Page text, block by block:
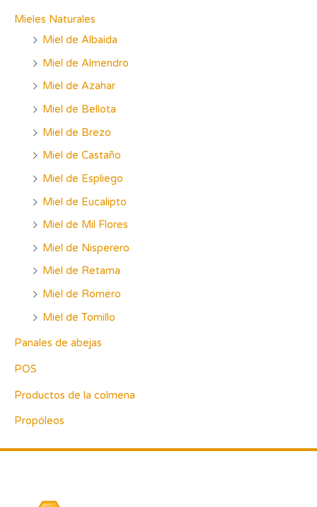
Mieles Naturales
Miel de Albaida
Miel de Almendro
Miel de Azahar
Miel de Bellota
Miel de Brezo
Miel de Castaño
Miel de Espliego
Miel de Eucalipto
Miel de Mil Flores
Miel de Nisperero
Miel de Retama
Miel de Romero
Miel de Tomillo
Panales de abejas
POS
Productos de la colmena
Propóleos